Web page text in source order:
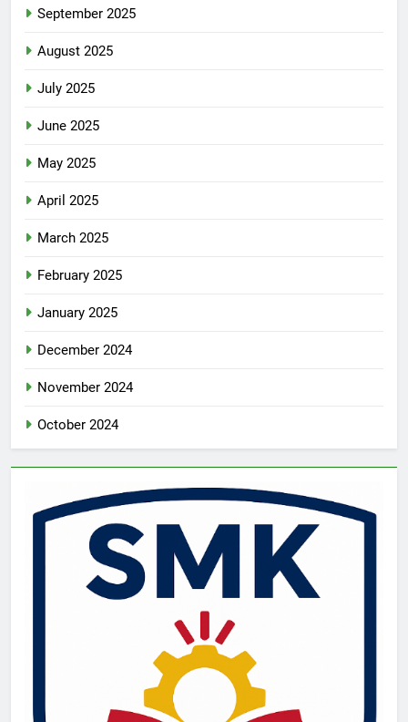
September 2025
August 2025
July 2025
June 2025
May 2025
April 2025
March 2025
February 2025
January 2025
December 2024
November 2024
October 2024